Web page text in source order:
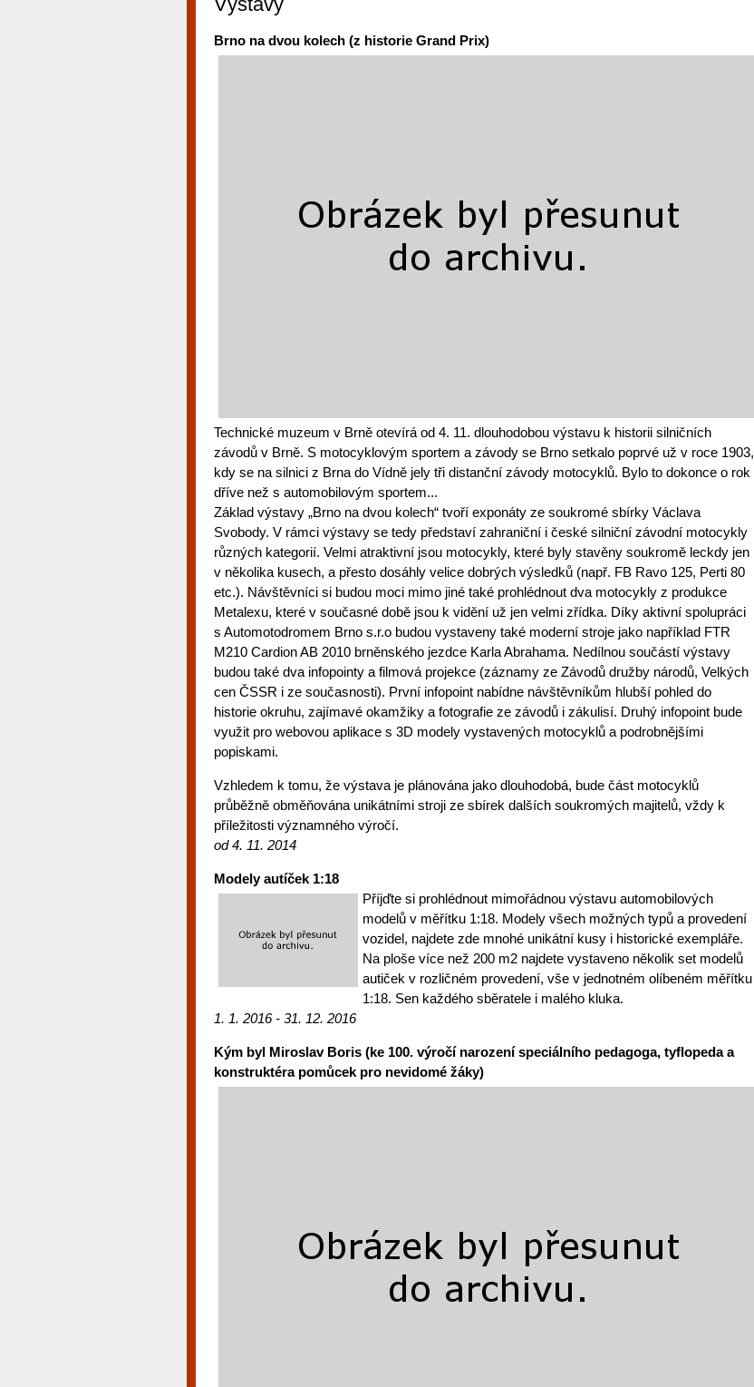
Brno na dvou kolech (z historie Grand Prix)
Technické muzeum v Brně otevírá od 4. 11. dlouhodobou výstavu k historii silničních
závodů v Brně. S motocyklovým sportem a závody se Brno setkalo poprvé už v roce 1903,
kdy se na silnici z Brna do Vídně jely tři distanční závody motocyklů. Bylo to dokonce o rok
dříve než s automobilovým sportem...
Základ výstavy „Brno na dvou kolech“ tvoří exponáty ze soukromé sbírky Václava
Svobody. V rámci výstavy se tedy představí zahraniční i české silniční závodní motocykly
různých kategorií. Velmi atraktivní jsou motocykly, které byly stavěny soukromě leckdy jen
v několika kusech, a přesto dosáhly velice dobrých výsledků (např. FB Ravo 125, Perti 80
etc.). Návštěvníci si budou moci mimo jiné také prohlédnout dva motocykly z produkce
Metalexu, které v současné době jsou k vidění už jen velmi zřídka. Díky aktivní spolupráci
s Automotodromem Brno s.r.o budou vystaveny také moderní stroje jako například FTR
M210 Cardion AB 2010 brněnského jezdce Karla Abrahama. Nedílnou součástí výstavy
budou také dva infopointy a filmová projekce (záznamy ze Závodů družby národů, Velkých
cen ČSSR i ze současnosti). První infopoint nabídne návštěvníkům hlubší pohled do
historie okruhu, zajímavé okamžiky a fotografie ze závodů i zákulisí. Druhý infopoint bude
využit pro webovou aplikace s 3D modely vystavených motocyklů a podrobnějšími
popiskami.
Vzhledem k tomu, že výstava je plánována jako dlouhodobá, bude část motocyklů
průběžně obměňována unikátními stroji ze sbírek dalších soukromých majitelů, vždy k
příležitosti významného výročí.
od 4. 11. 2014
Modely autíček 1:18
Příjďte si prohlédnout mimořádnou výstavu automobilových
modelů v měřítku 1:18. Modely všech možných typů a provedení
vozidel, najdete zde mnohé unikátní kusy i historické exempláře.
Na ploše více než 200 m2 najdete vystaveno několik set modelů
autiček v rozličném provedení, vše v jednotném olíbeném měřítku
1:18. Sen každého sběratele i malého kluka.
1. 1. 2016 - 31. 12. 2016
Kým byl Miroslav Boris (ke 100. výročí narození speciálního pedagoga, tyflopeda a
konstruktéra pomůcek pro nevidomé žáky)